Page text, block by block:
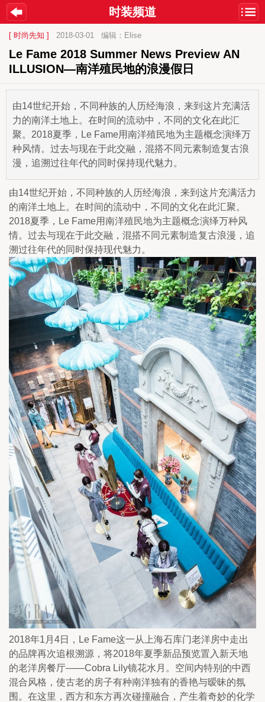
时装频道
[ 时尚先知 ] 2018-03-01 编辑：Elise
Le Fame 2018 Summer News Preview AN
ILLUSION—南洋殖民地的浪漫假日
由14世纪开始，不同种族的人历经海浪，来到这片充满活
力的南洋土地上。在时间的流动中，不同的文化在此汇
聚。2018夏季，Le Fame用南洋殖民地为主题概念演绎万
种风情。过去与现在于此交融，混搭不同元素制造复古浪
漫，追溯过往年代的同时保持现代魅力。
由14世纪开始，不同种族的人历经海浪，来到这片充满活力
的南洋土地上。在时间的流动中，不同的文化在此汇聚。
2018夏季，Le Fame用南洋殖民地为主题概念演绎万种风
情。过去与现在于此交融，混搭不同元素制造复古浪漫，追
溯过往年代的同时保持现代魅力。
2018年1月4日，Le Fame这一从上海石库门老洋房中走出
的品牌再次追根溯源，将2018年夏季新品预览置入新天地
的老洋房餐厅——Cobra Lily镜花水月。空间内特别的中西
混合风格，使古老的房子有种南洋独有的香艳与暧昧的氛
围。在这里，西方和东方再次碰撞融合，产生着奇妙的化学